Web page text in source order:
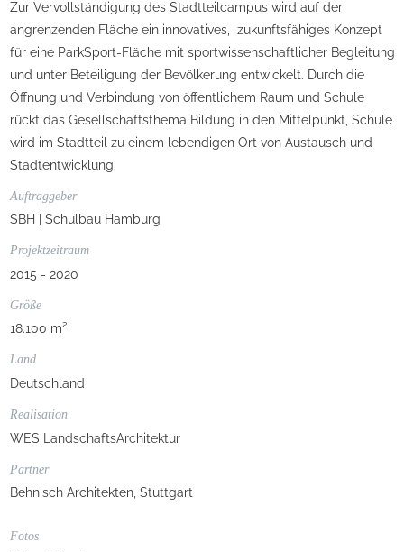
Zur Vervollständigung des Stadtteilcampus wird auf der
angrenzenden Fläche ein innovatives, zukunftsfähiges Konzept
für eine ParkSport-Fläche mit sportwissenschaftlicher Begleitung
und unter Beteiligung der Bevölkerung entwickelt. Durch die
Öffnung und Verbindung von öffentlichem Raum und Schule
rückt das Gesellschaftsthema Bildung in den Mittelpunkt, Schule
wird im Stadtteil zu einem lebendigen Ort von Austausch und
Stadtentwicklung.
Auftraggeber
SBH | Schulbau Hamburg
Projektzeitraum
2015 - 2020
Größe
18.100 m²
Land
Deutschland
Realisation
WES LandschaftsArchitektur
Partner
Behnisch Architekten, Stuttgart
Fotos